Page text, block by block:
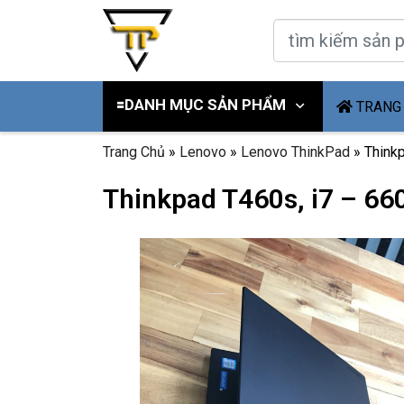
🟰DANH MỤC SẢN PHẨM
Trang Chủ » Lenovo » Lenovo ThinkPad »
Thinkpad T460s, i7 –